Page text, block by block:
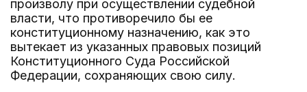
произволу при осуществлении судебной
власти, что противоречило бы ее
конституционному назначению, как это
вытекает из указанных правовых позиций
Конституционного Суда Российской
Федерации, сохраняющих свою силу.